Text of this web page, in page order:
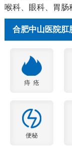
喉科、眼科、胃肠
合肥中山医院肛
痔 疮
便秘